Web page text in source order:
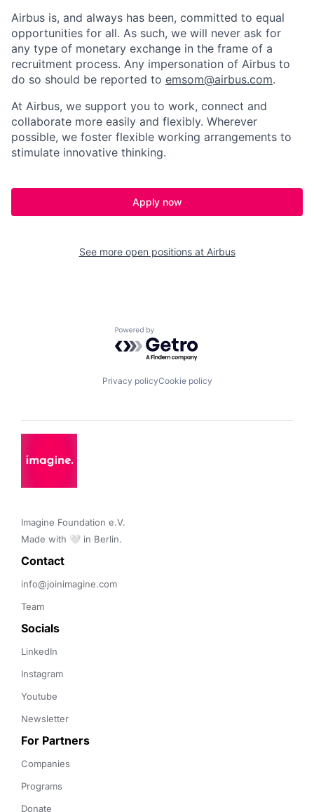
Airbus is, and always has been, committed to equal
opportunities for all. As such, we will never ask for
any type of monetary exchange in the frame of a
recruitment process. Any impersonation of Airbus to
do so should be reported to emsom@airbus.com.
At Airbus, we support you to work, connect and
collaborate more easily and flexibly. Wherever
possible, we foster flexible working arrangements to
stimulate innovative thinking.
Apply now
See more open positions at Airbus
Powered by Getro.com
Privacy policyCookie policy
Imagine Foundation e.V.
Made with 🤍 in Berlin.
Contact
info@joinimagine.com
Team
Socials
LinkedIn
Instagram
Youtube
Newsletter
For Partners
Companies
Programs
Donate